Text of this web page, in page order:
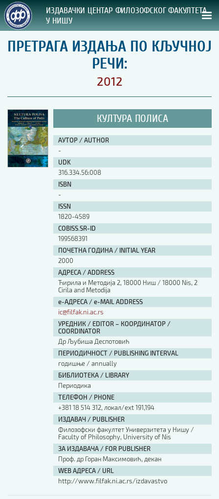
ИЗДАВАЧКИ ЦЕНТАР ФИЛОЗОФСКОГ ФАКУЛТЕТА
У НИШУ
СВА НАША ИЗДАЊА
ВРСТА ИЗДАЊА:
ПРЕГЛЕД
УПУТСТВА
УПУТСТВА
Правилник о издавачкој делатности
Упутство ауторима
Упутство уредницима
Изјава о ауторству
Изјава о лектури
Изјава о коришћењу ауторског дела
Упутство за бирање лиценце
Уговор са аутором
Шаблон прве стране и импресума [B5, ћир]
Шаблон прве стране и импресума [B5, лат]
Шаблон прве стране и импресума [B5, енг]
Етички кодекс
ПРЕТРАГА ИЗДАЊА
Наслов или део наслова
АУТОР / AUTHOR
ПРЕТРАГА ИЗДАЊА ПО КЉУЧНОЈ
РЕЧИ:
2012
КУЛТУРА ПОЛИСА
АУТОР / AUTHOR
-
UDK
316.334.56:008
ISBN
-
ISSN
1820-4589
COBISS.SR-ID
199568391
ПОЧЕТНА ГОДИНА / INITIAL YEAR
2000
АДРЕСА / ADDRESS
Ћирила и Методија 2, 18000 Ниш / 18000 Nis, 2
Cirila and Metodija
е-АДРЕСА / e-MAIL ADDRESS
ic@filfak.ni.ac.rs
УРЕДНИК / EDITOR – КООРДИНАТОР /
COORDINATOR
Др Љубиша Деспотовић
ПЕРИОДИЧНОСТ / PUBLISHING INTERVAL
годишње / annually
БИБЛИОТЕКА / LIBRARY
Периодика
ТЕЛЕФОН / PHONE
+381 18 514 312, локал/ext 191,194
ИЗДАВАЧ / PUBLISHER
Филозофски факултет Универзитета у Нишу /
Faculty of Philosophy, University of Nis
ЗА ИЗДАВАЧА / FOR PUBLISHER
Проф. др Горан Максимовић, декан
WEB АДРЕСА / URL
http://www.filfak.ni.ac.rs/izdavastvo